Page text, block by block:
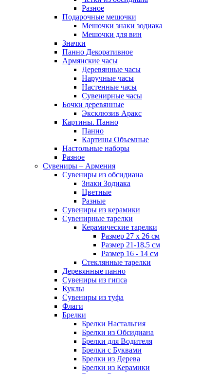
Разное
Подарочные мешочки
Мешочки знаки зодиака
Мешочки для вин
Значки
Панно Декоративное
Армянские часы
Деревянные часы
Наручные часы
Настенные часы
Сувенирные часы
Бочки деревянные
Эксклюзив Аракс
Картины. Панно
Панно
Картины Объемные
Настольные наборы
Разное
Сувениры – Армения
Сувениры из обсидиана
Знаки Зодиака
Цветные
Разные
Сувениры из керамики
Сувенирные тарелки
Керамические тарелки
Размер 27 х 26 см
Размер 21-18,5 см
Размер 16 - 14 см
Стеклянные тарелки
Деревянные панно
Сувениры из гипса
Куклы
Сувениры из туфа
Флаги
Брелки
Брелки Настальгия
Брелки из Обсидиана
Брелки для Водителя
Брелки с Буквами
Брелки из Дерева
Брелки из Керамики